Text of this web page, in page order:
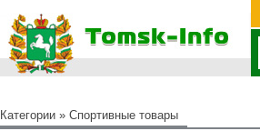
Категории » Cпортивные товары